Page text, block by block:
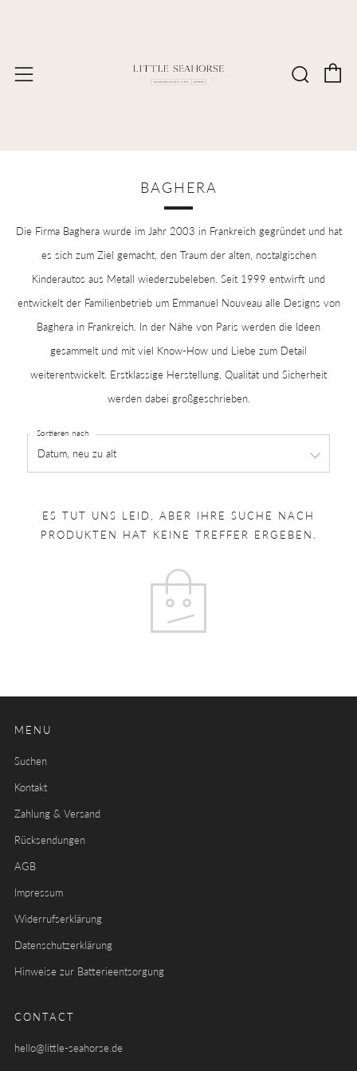
Menü
BAGHERA
Die Firma Baghera wurde im Jahr 2003 in Frankreich gegründet und hat
es sich zum Ziel gemacht, den Traum der alten, nostalgischen
Kinderautos aus Metall wiederzubeleben. Seit 1999 entwirft und
entwickelt der Familienbetrieb um Emmanuel Nouveau alle Designs von
Baghera in Frankreich. In der Nähe von Paris werden die Ideen
gesammelt und mit viel Know-How und Liebe zum Detail
weiterentwickelt. Erstklassige Herstellung, Qualität und Sicherheit
werden dabei großgeschrieben.
Sortieren nach
ES TUT UNS LEID, ABER IHRE SUCHE NACH
PRODUKTEN HAT KEINE TREFFER ERGEBEN.
MENU
Suchen
Kontakt
Zahlung & Versand
Rücksendungen
AGB
Impressum
Widerrufserklärung
Datenschutzerklärung
Hinweise zur Batterieentsorgung
CONTACT
hello@little-seahorse.de